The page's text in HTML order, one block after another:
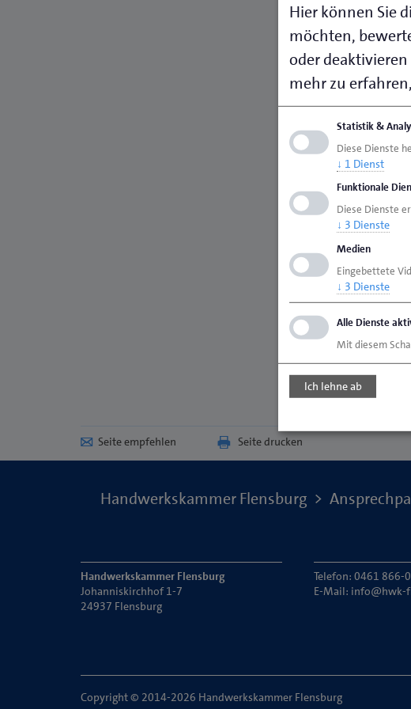
Seite empfehlen Seite drucken
Handwerkskammer Flensburg
Handwerkskammer Flensburg
Johanniskirchhof 1-7
24937 Flensburg
Telefon: 0461 866-0
E-Mail: info@hwk-
Copyright © 2014-2026 Handwerkskammer Flensburg
Hier können Sie
möchten,
oder
mehr zu
Statistik &
Diese Dienste
↓ 1 Dienst
Funktionale
Diese Dienste
↓ 3 Dienste
Medien
Eingebettete
↓ 3 Dienste
Alle Dienste
Mit diesem
Ich lehne ab